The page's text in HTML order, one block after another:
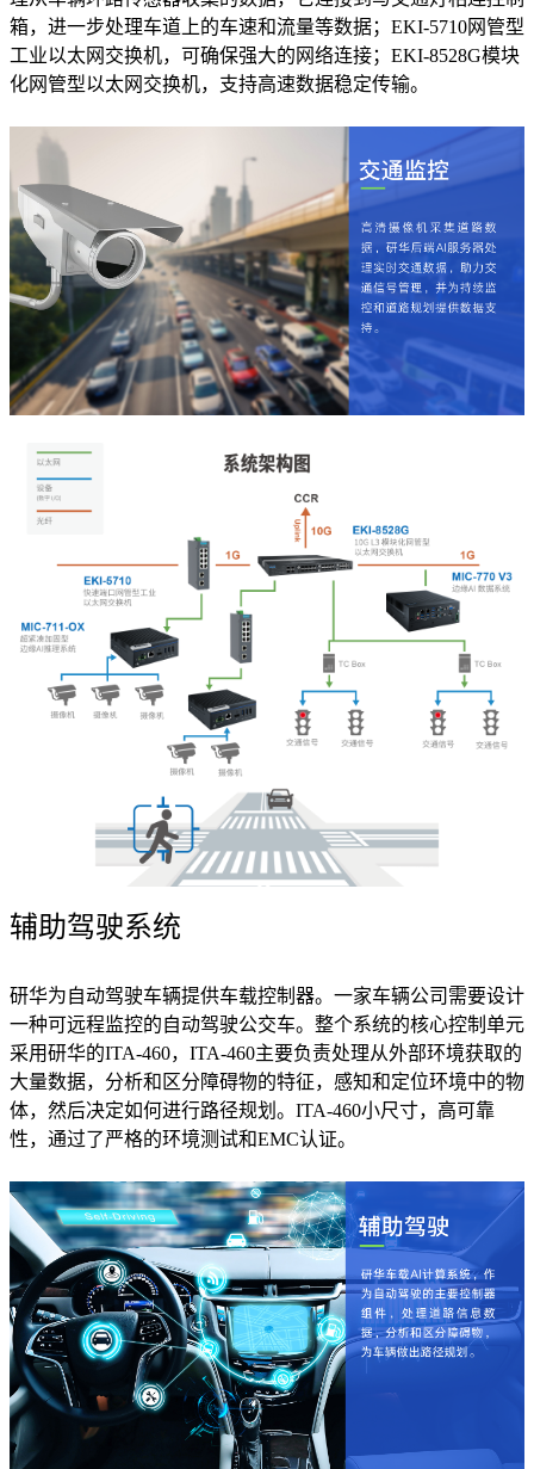
箱，进一步处理车道上的车速和流量等数据；EKI-5710网管型
工业以太网交换机，可确保强大的网络连接；EKI-8528G模块
化网管型以太网交换机，支持高速数据稳定传输。
辅助驾驶系统
研华为自动驾驶车辆提供车载控制器。一家车辆公司需要设计
一种可远程监控的自动驾驶公交车。整个系统的核心控制单元
采用研华的ITA-460，ITA-460主要负责处理从外部环境获取的
大量数据，分析和区分障碍物的特征，感知和定位环境中的物
体，然后决定如何进行路径规划。ITA-460小尺寸，高可靠
性，通过了严格的环境测试和EMC认证。